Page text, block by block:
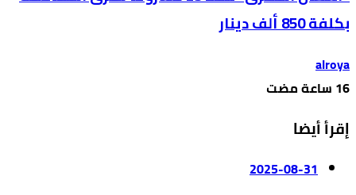
بكلفة 850 ألف دينار
alroya
إقرأ أيضا
2025-08-31